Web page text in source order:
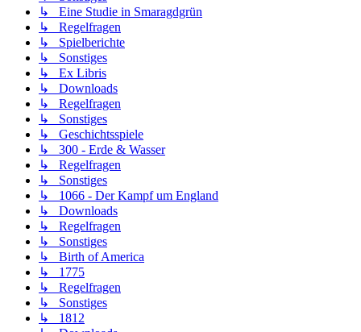
↳ Eine Studie in Smaragdgrün
↳ Regelfragen
↳ Spielberichte
↳ Sonstiges
↳ Ex Libris
↳ Downloads
↳ Regelfragen
↳ Sonstiges
↳ Geschichtsspiele
↳ 300 - Erde & Wasser
↳ Regelfragen
↳ Sonstiges
↳ 1066 - Der Kampf um England
↳ Downloads
↳ Regelfragen
↳ Sonstiges
↳ Birth of America
↳ 1775
↳ Regelfragen
↳ Sonstiges
↳ 1812